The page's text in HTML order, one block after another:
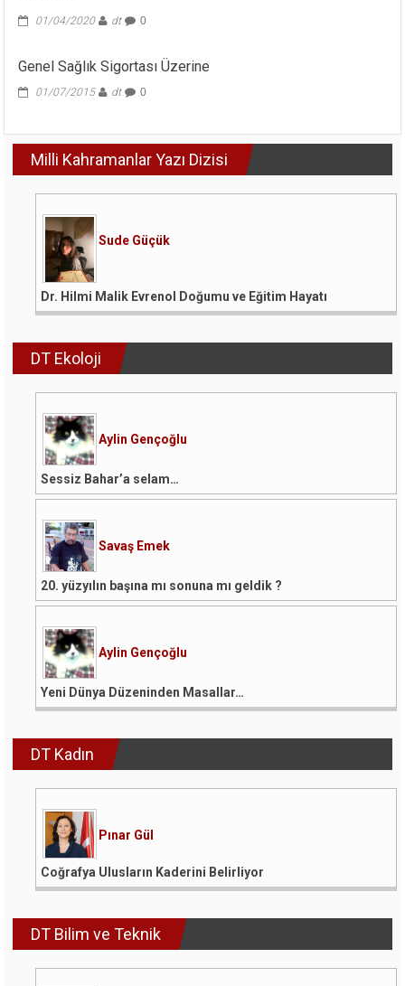
01/04/2020 dt 0
Genel Sağlık Sigortası Üzerine
01/07/2015 dt 0
Milli Kahramanlar Yazı Dizisi
Sude Güçük
Dr. Hilmi Malik Evrenol Doğumu ve Eğitim Hayatı
DT Ekoloji
Aylin Gençoğlu
Sessiz Bahar’a selam…
Savaş Emek
20. yüzyılın başına mı sonuna mı geldik ?
Aylin Gençoğlu
Yeni Dünya Düzeninden Masallar…
DT Kadın
Pınar Gül
Coğrafya Ulusların Kaderini Belirliyor
DT Bilim ve Teknik